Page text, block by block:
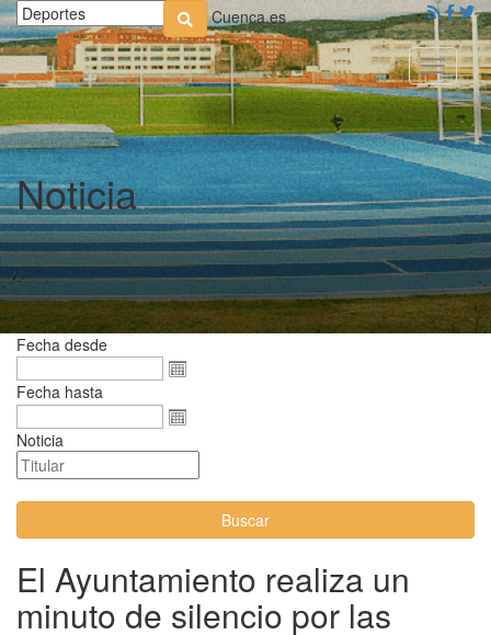
Cuenca.es
Toggle
Noticia
Fecha desde
Fecha hasta
Noticia
Buscar
El Ayuntamiento realiza un
minuto de silencio por las